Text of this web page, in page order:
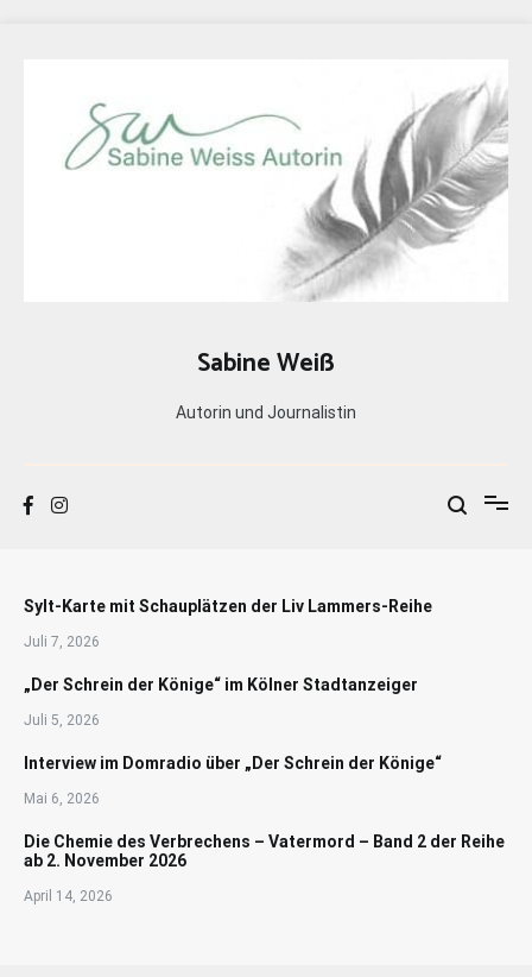
Sabine Weiß
Autorin und Journalistin
Sylt-Karte mit Schauplätzen der Liv Lammers-Reihe
Juli 7, 2026
„Der Schrein der Könige“ im Kölner Stadtanzeiger
Juli 5, 2026
Interview im Domradio über „Der Schrein der Könige“
Mai 6, 2026
Die Chemie des Verbrechens – Vatermord – Band 2 der Reihe
ab 2. November 2026
April 14, 2026